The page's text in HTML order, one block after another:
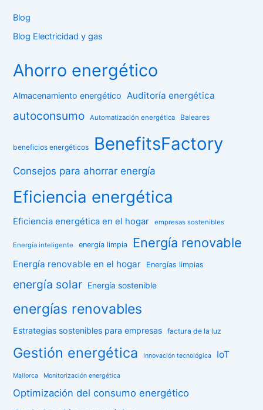
Blog
Blog Electricidad y gas
Ahorro energético
Almacenamiento energético Auditoría energética
autoconsumo Automatización energética Baleares
beneficios energéticos BenefitsFactory
Consejos para ahorrar energía
Eficiencia energética
Eficiencia energética en el hogar empresas sostenibles
Energía inteligente energía limpia Energía renovable
Energía renovable en el hogar Energías limpias
energía solar Energía sostenible
energías renovables
Estrategias sostenibles para empresas factura de la luz
Gestión energética Innovación tecnológica IoT
Mallorca Monitorización energética
Optimización del consumo energético